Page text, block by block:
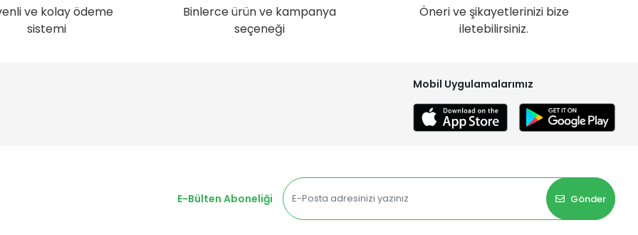
ve kolay ödeme
sistemi
Binlerce ürün ve kampanya
seçeneği
Öneri ve şikayetlerinizi bize
iletebilirsiniz.
Mobil Uygulamalarımız
E-Bülten Aboneliği
Gönder